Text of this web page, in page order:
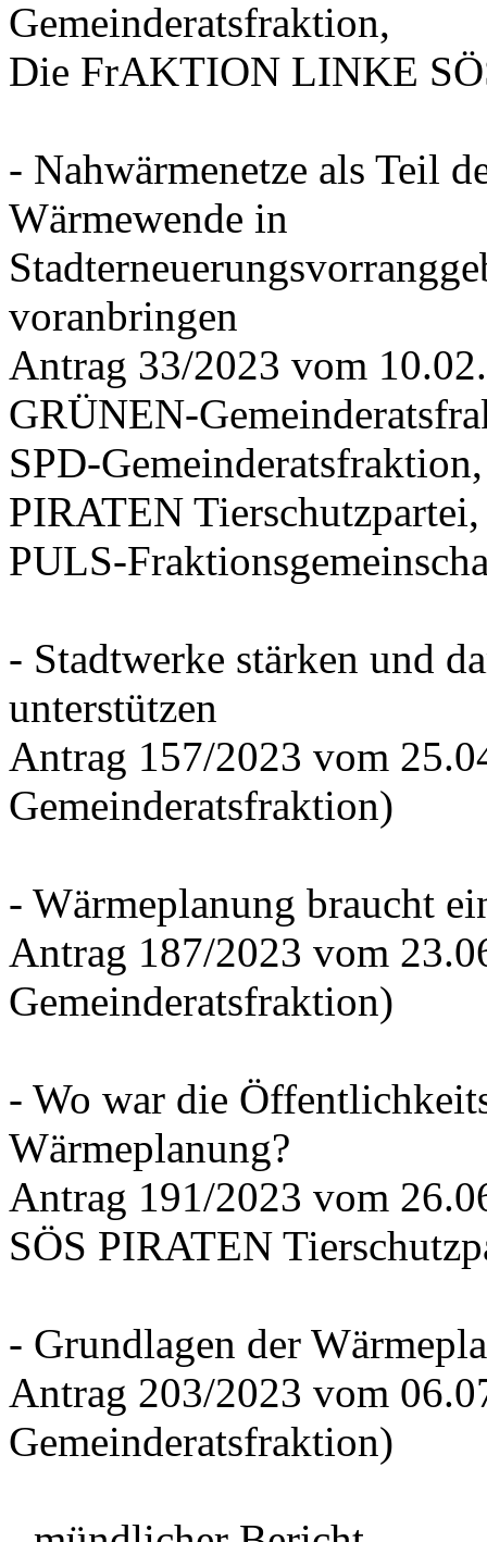
Gemeinderatsfraktion,
Die FrAKTION LINKE
- Nahwärmenetze als Teil
Wärmewende in
voranbringen
Antrag 33/2023 vom
GRÜNEN-
SPD-
PIRATEN Tierschutzpartei,
PULS-
- Stadtwerke stärken und
unterstützen
Antrag 157/2023 vom
Gemeinderatsfraktion)
- Wärmeplanung braucht
Antrag 187/2023 vom
Gemeinderatsfraktion)
- Wo war die
Wärmeplanung?
Antrag 191/2023 vom
SÖS PIRATEN
- Grundlagen der
Antrag 203/2023 vom
Gemeinderatsfraktion)